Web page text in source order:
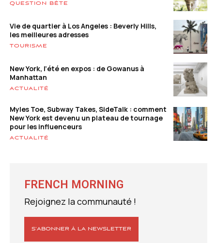
QUESTION BÊTE
Vie de quartier à Los Angeles : Beverly Hills,
les meilleures adresses
TOURISME
New York, l’été en expos : de Gowanus à
Manhattan
ACTUALITÉ
Myles Toe, Subway Takes, SideTalk : comment
New York est devenu un plateau de tournage
pour les influenceurs
ACTUALITÉ
FRENCH MORNING
Rejoignez la communauté !
S’ABONNER À LA NEWSLETTER